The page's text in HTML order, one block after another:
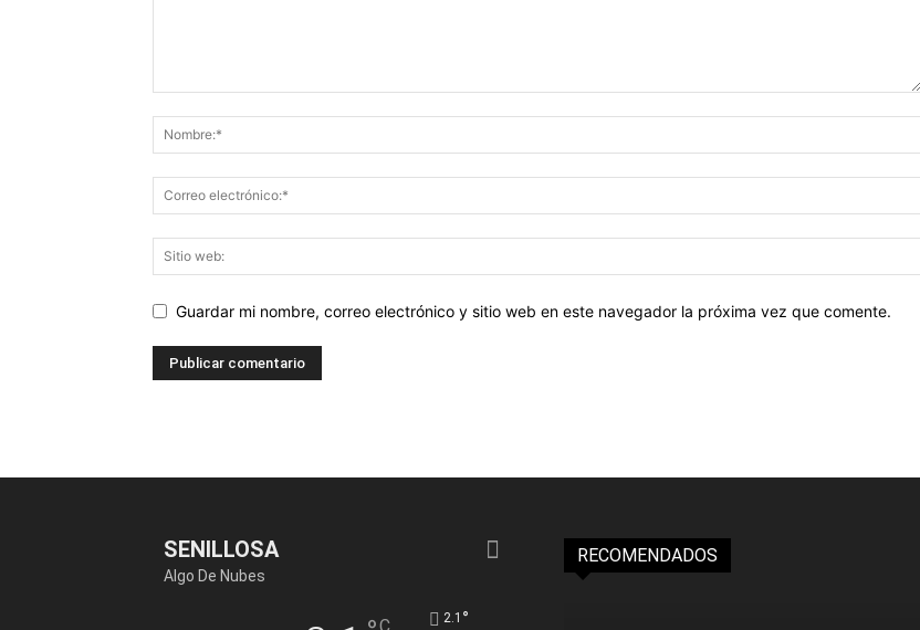
Guardar mi nombre, correo electrónico y sitio web en este navegador la próxima vez que comente.
SENILLOSA
Algo De Nubes
2.1 °
RECOMENDADOS